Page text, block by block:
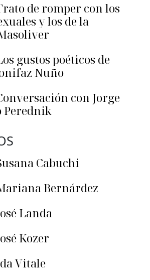
de romper con los
y los de la
gustos poéticos de
Nuño
con Jorge
Perednik
Cabuchi
Bernárdez
Landa
Kozer
Vitale